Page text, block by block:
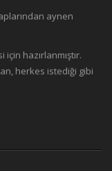
aynen
hazırlanmıştır.
herkes istediği gibi